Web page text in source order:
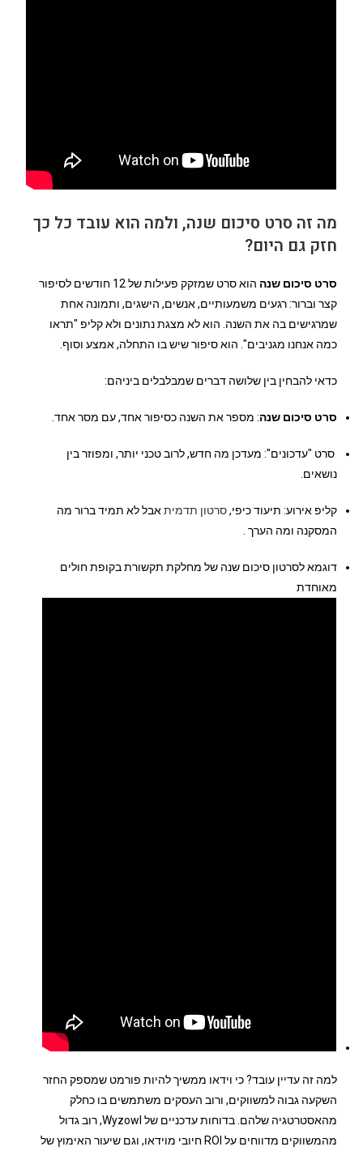
מה זה סרט סיכום שנה, ולמה הוא עובד כל כך
חזק גם היום?
סרט סיכום שנה
הוא סרט שמזקק פעילות של 12 חודשים לסיפור
קצר וברור: רגעים משמעותיים, אנשים, הישגים, ותמונה אחת
שמרגישים בה את השנה. הוא לא מצגת נתונים ולא קליפ "תראו
כמה אנחנו מגניבים". הוא סיפור שיש בו התחלה, אמצע וסוף.
כדאי להבחין בין שלושה דברים שמבלבלים ביניהם:
סרט סיכום שנה: מספר את השנה כסיפור אחד, עם מסר אחד.
סרט "עדכונים": מעדכן מה חדש, לרוב טכני יותר, ומפוזר בין
נושאים.
קליפ אירוע: תיעוד כיפי,סרטון תדמיתאבל לא תמיד ברור מה
המסקנה ומה הערך .
דוגמא לסרטון סיכום שנה של מחלקת תקשורת בקופת חולים
מאוחדת
למה זה עדיין עובד? כי וידאו ממשיך להיות פורמט שמספק החזר
השקעה גבוה למשווקים, ורוב העסקים משתמשים בו כחלק
מהאסטרטגיה שלהם. בדוחות עדכניים של Wyzowl, רוב גדול
מהמשווקים מדווחים על ROI חיובי מוידאו, וגם שיעור האימוץ של